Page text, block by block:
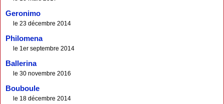
Geronimo
le 23 décembre 2014
Philomena
le 1er septembre 2014
Ballerina
le 30 novembre 2016
Bouboule
le 18 décembre 2014